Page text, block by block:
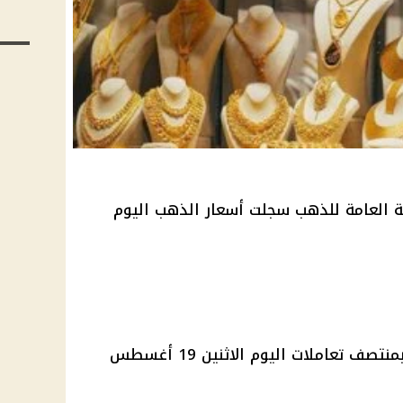
العامة للذهب سجلت أسعار الذهب اليوم
وسجلت قيمة سعر الذهب عيار 24 بمنتصف تعاملات اليوم الاثنين 19 أغسطس